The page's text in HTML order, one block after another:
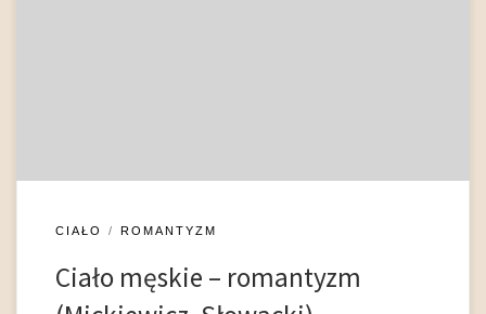
CIAŁO ROMANTYZM
Ciało męskie – romantyzm